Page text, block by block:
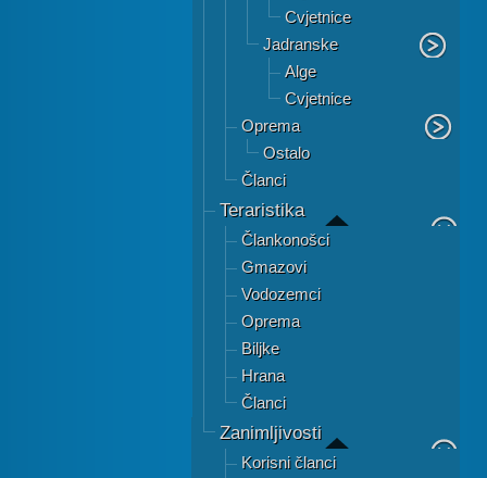
Cvjetnice
Jadranske
Alge
Cvjetnice
Oprema
Ostalo
Članci
Teraristika
Člankonošci
Gmazovi
Vodozemci
Oprema
Biljke
Hrana
Članci
Zanimljivosti
Korisni članci